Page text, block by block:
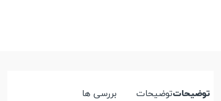
توضیحاتتوضیحات بررسی ها